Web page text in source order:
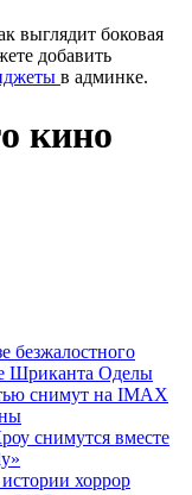
выглядит боковая
добавить
в админке.
кино
безжалостного
Шриканта Оделы
снимут на IMAX
снимутся вместе
хоррор